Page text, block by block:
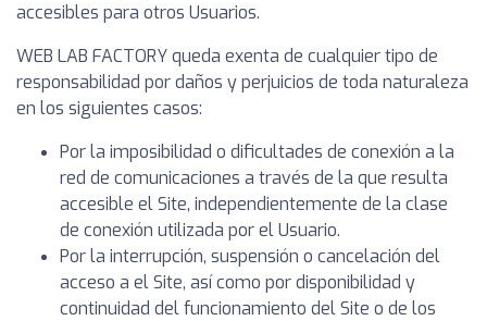
accesibles para otros Usuarios.
WEB LAB FACTORY queda exenta de cualquier tipo de
responsabilidad por daños y perjuicios de toda naturaleza
en los siguientes casos:
Por la imposibilidad o dificultades de conexión a la
red de comunicaciones a través de la que resulta
accesible el Site, independientemente de la clase
de conexión utilizada por el Usuario.
Por la interrupción, suspensión o cancelación del
acceso a el Site, así como por disponibilidad y
continuidad del funcionamiento del Site o de los